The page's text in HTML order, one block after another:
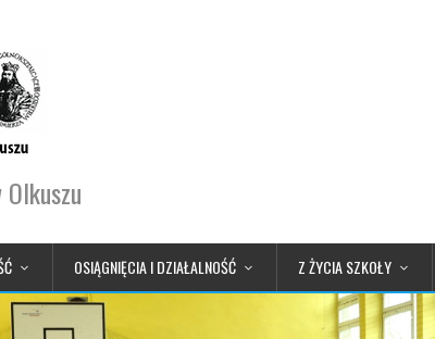
OSIĄGNIĘCIA I DZIAŁALNOŚĆ Z ŻYCIA SZKOŁY